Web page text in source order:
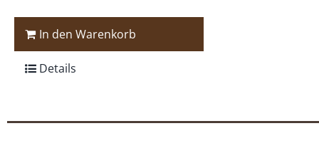
In den Warenkorb
Details